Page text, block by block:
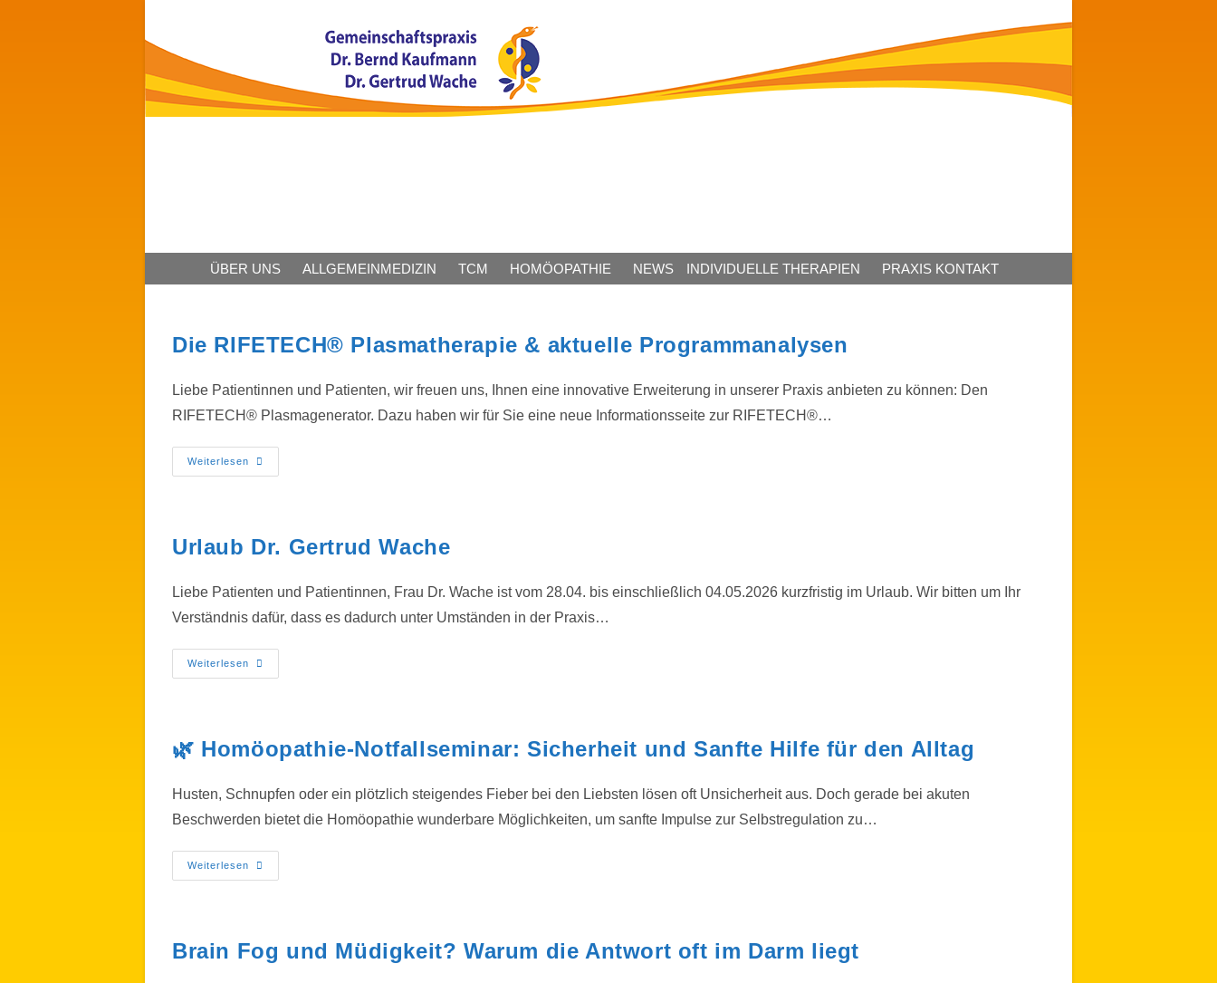
ÜBER UNS ALLGEMEINMEDIZIN TCM HOMÖOPATHIE NEWS INDIVIDUELLE THERAPIEN PRAXIS KONTAKT
Die RIFETECH® Plasmatherapie & aktuelle Programmanalysen
Liebe Patientinnen und Patienten, wir freuen uns, Ihnen eine innovative Erweiterung in unserer Praxis anbieten zu können: Den
RIFETECH® Plasmagenerator. Dazu haben wir für Sie eine neue Informationsseite zur RIFETECH®…
Weiterlesen
Urlaub Dr. Gertrud Wache
Liebe Patienten und Patientinnen, Frau Dr. Wache ist vom 28.04. bis einschließlich 04.05.2026 kurzfristig im Urlaub. Wir bitten um Ihr
Verständnis dafür, dass es dadurch unter Umständen in der Praxis…
Weiterlesen
🌿 Homöopathie-Notfallseminar: Sicherheit und Sanfte Hilfe für den Alltag
Husten, Schnupfen oder ein plötzlich steigendes Fieber bei den Liebsten lösen oft Unsicherheit aus. Doch gerade bei akuten
Beschwerden bietet die Homöopathie wunderbare Möglichkeiten, um sanfte Impulse zur Selbstregulation zu…
Weiterlesen
Brain Fog und Müdigkeit? Warum die Antwort oft im Darm liegt